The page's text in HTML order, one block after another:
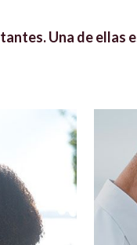
Una de ellas